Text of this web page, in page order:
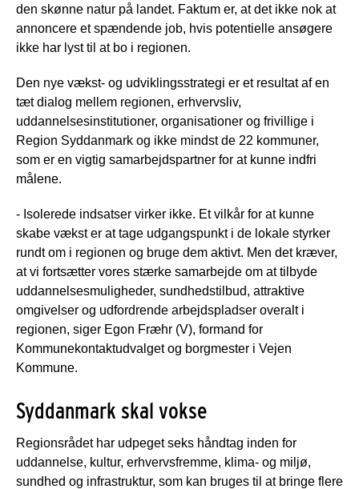
den skønne natur på landet. Faktum er, at det ikke nok at
annoncere et spændende job, hvis potentielle ansøgere
ikke har lyst til at bo i regionen.
Den nye vækst- og udviklingsstrategi er et resultat af en
tæt dialog mellem regionen, erhvervsliv,
uddannelsesinstitutioner, organisationer og frivillige i
Region Syddanmark og ikke mindst de 22 kommuner,
som er en vigtig samarbejdspartner for at kunne indfri
målene.
- Isolerede indsatser virker ikke. Et vilkår for at kunne
skabe vækst er at tage udgangspunkt i de lokale styrker
rundt om i regionen og bruge dem aktivt. Men det kræver,
at vi fortsætter vores stærke samarbejde om at tilbyde
uddannelsesmuligheder, sundhedstilbud, attraktive
omgivelser og udfordrende arbejdspladser overalt i
regionen, siger Egon Fræhr (V), formand for
Kommunekontaktudvalget og borgmester i Vejen
Kommune.
Syddanmark skal vokse
Regionsrådet har udpeget seks håndtag inden for
uddannelse, kultur, erhvervsfremme, klima- og miljø,
sundhed og infrastruktur, som kan bruges til at bringe flere